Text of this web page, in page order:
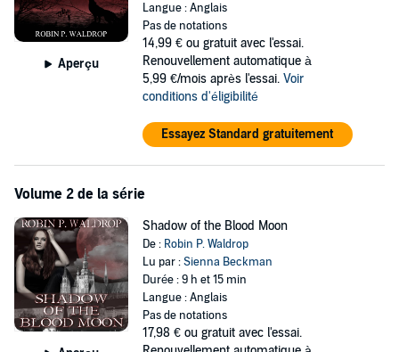
©2011-2012 Robin P. Waldrop (P)2012 Robin P. Waldrop
Aperçu
Langue : Anglais
Pas de notations
14,99 € ou gratuit avec l'essai.
Renouvellement automatique à
5,99 €/mois après l'essai. Voir
conditions d'éligibilité
Essayez Standard gratuitement
Volume 2 de la série
Shadow of the Blood Moon
De : Robin P. Waldrop
Lu par :Sienna Beckman
Durée : 9 h et 15 min
Langue : Anglais
Pas de notations
17,98 € ou gratuit avec l'essai.